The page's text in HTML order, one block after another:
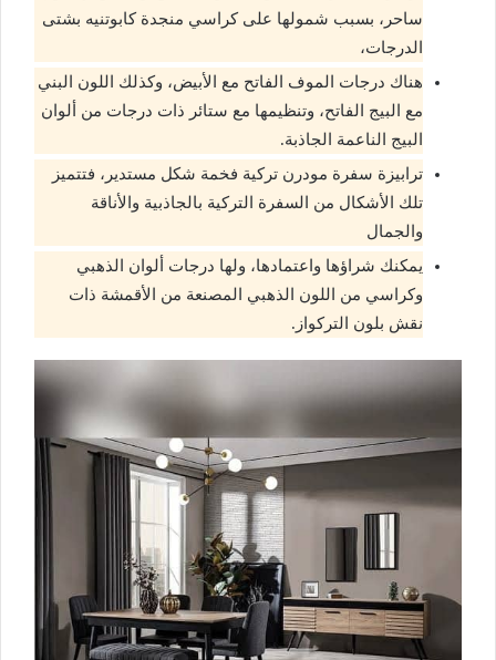
ساحر، بسبب شمولها على كراسي منجدة كابوتنيه بشتى
الدرجات،
هناك درجات الموف الفاتح مع الأبيض، وكذلك اللون البني
مع البيج الفاتح، وتنظيمها مع ستائر ذات درجات من ألوان
البيج الناعمة الجاذبة.
ترابيزة سفرة مودرن تركية فخمة شكل مستدير، فتتميز
تلك الأشكال من السفرة التركية بالجاذبية والأناقة
والجمال
يمكنك شراؤها واعتمادها، ولها درجات ألوان الذهبي
وكراسي من اللون الذهبي المصنعة من الأقمشة ذات
نقش بلون التركواز.